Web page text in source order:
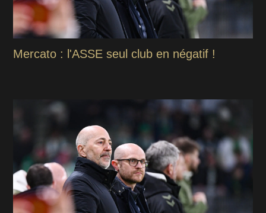
Mercato : l'ASSE seul club en négatif !